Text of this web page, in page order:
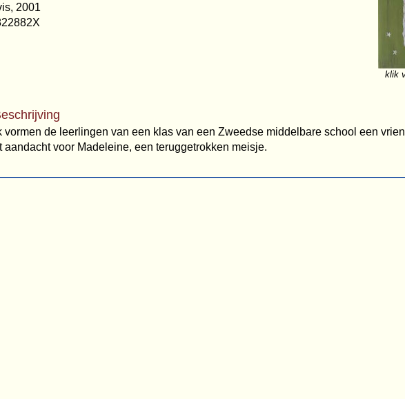
klik
2001
vormen de leerlingen van een klas van een Zweedse middelbare school een
aandacht voor Madeleine, een teruggetrokken meisje.